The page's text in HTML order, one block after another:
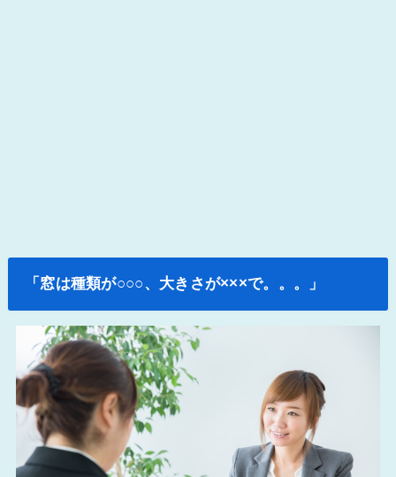
「窓は種類が○○○、大きさが×××で。。。」